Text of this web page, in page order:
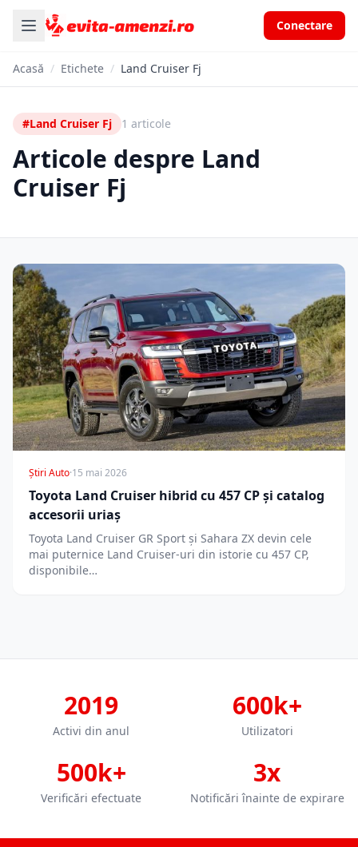
Conectare
Acasă / Etichete / Land Cruiser Fj
#Land Cruiser Fj 1 articole
Articole despre Land
Cruiser Fj
Știri Auto·15 mai 2026
Toyota Land Cruiser hibrid cu 457 CP și catalog
accesorii uriaș
Toyota Land Cruiser GR Sport și Sahara ZX devin cele
mai puternice Land Cruiser-uri din istorie cu 457 CP,
disponibile…
2019
Activi din anul
600k+
Utilizatori
500k+
Verificări efectuate
3x
Notificări înainte de expirare